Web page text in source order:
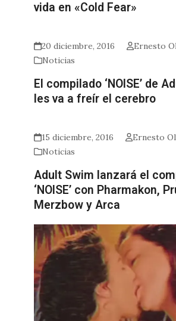
vida en «Cold Fear»
20 diciembre, 2016
Ernesto
Noticias
El compilado ‘NOISE’ de
les va a freír el cerebro
15 diciembre, 2016
Ernesto
Noticias
Adult Swim lanzará el
‘NOISE’ con Pharmakon,
Merzbow y Arca